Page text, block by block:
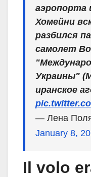
аэропорта
Хомейни
разбился
самолет
Украины"
иранское
— Лена
January 8,
Il volo